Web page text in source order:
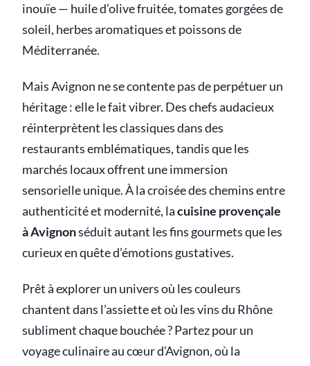
inouïe — huile d’olive fruitée, tomates gorgées de
soleil, herbes aromatiques et poissons de
Méditerranée.
Mais Avignon ne se contente pas de perpétuer un
héritage : elle le fait vibrer. Des chefs audacieux
réinterprètent les classiques dans des
restaurants emblématiques, tandis que les
marchés locaux offrent une immersion
sensorielle unique. À la croisée des chemins entre
authenticité et modernité, lacuisine provençale
à Avignonséduit autant les fins gourmets que les
curieux en quête d’émotions gustatives.
Prêt à explorer un univers où les couleurs
chantent dans l’assiette et où les vins du Rhône
subliment chaque bouchée ? Partez pour un
voyage culinaire au cœur d’Avignon, où la